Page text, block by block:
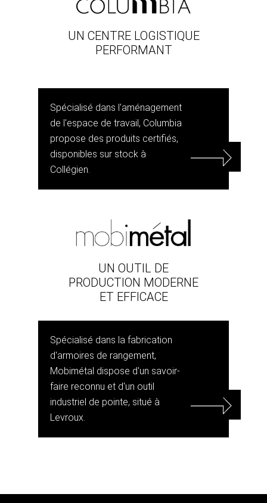
UN CENTRE LOGISTIQUE
PERFORMANT
Spécialisé dans l'aménagement
de l'espace de travail, Columbia
propose des produits certifiés,
disponibles sur stock à
Collégien.
UN OUTIL DE
PRODUCTION MODERNE
ET EFFICACE
Spécialisé dans la fabrication
d'armoires de rangement,
Mobimétal dispose d'un savoir-
faire reconnu et d'un outil
industriel de pointe, situé à
Levroux.